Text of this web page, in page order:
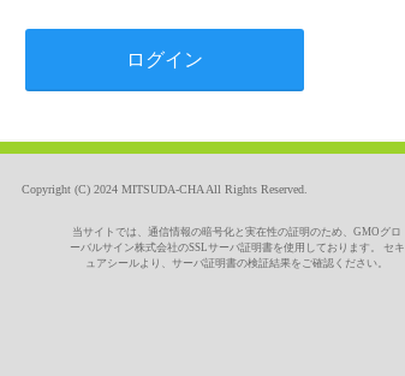
Copyright (C) 2024 MITSUDA-CHA All Rights Reserved.
当サイトでは、通信情報の暗号化と実在性の証明のため、GMOグロ
ーバルサイン株式会社のSSLサーバ証明書を使用しております。 セキ
ュアシールより、サーバ証明書の検証結果をご確認ください。